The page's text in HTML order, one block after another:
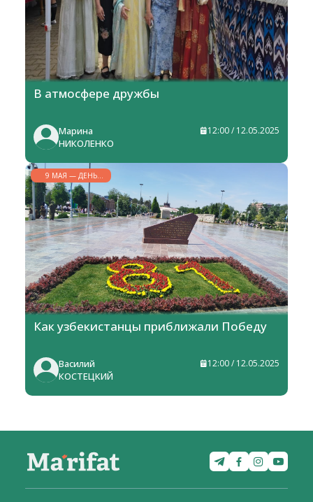
В атмосфере дружбы
Марина
НИКОЛЕНКО
12:00 / 12.05.2025
9 МАЯ — ДЕНЬ
ПАМЯТИ И
ПОЧЕСТЕЙ
Как узбекистанцы приближали Победу
Василий
КОСТЕЦКИЙ
12:00 / 12.05.2025